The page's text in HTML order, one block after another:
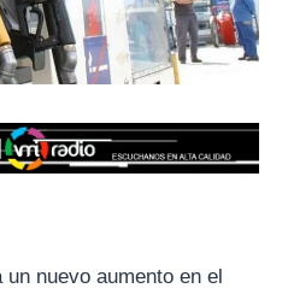
nuevo aumento en el